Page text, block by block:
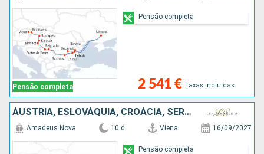
Pensão completa 2 541 € Taxas incluídas
Pensão completa
ÁUSTRIA, ESLOVÁQUIA, CROÁCIA, SÉRVIA, BULGÁRIA, ROMÊNIA
Amadeus Nova 10 d Viena 16/09/2027
Pensão completa